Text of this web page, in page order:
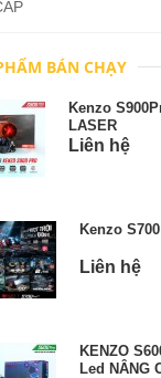
BÁN CHẠY
Kenzo
LASER
Liên hệ
Kenzo
Liên hệ
KENZO
Led NÂNG